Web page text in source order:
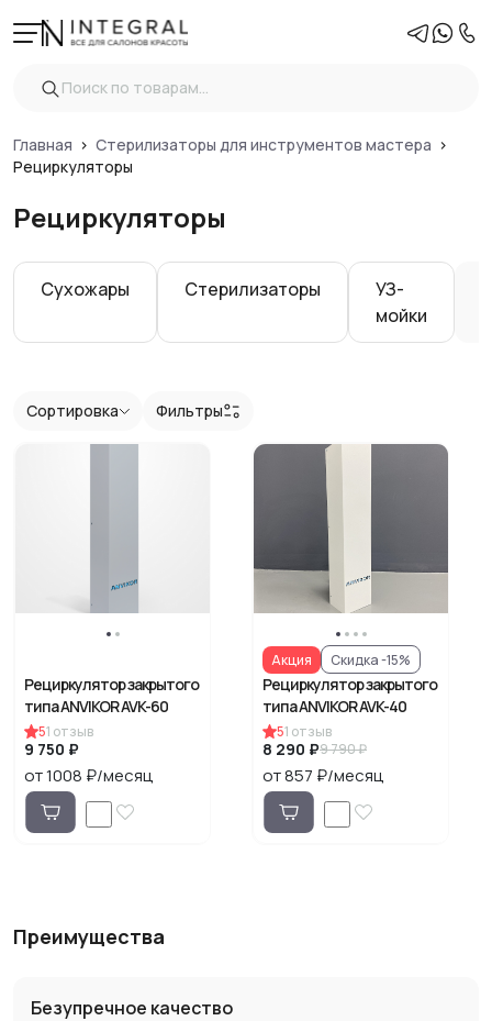
Главная
Стерилизаторы для инструментов мастера
Рециркуляторы
Рециркуляторы
Сухожары Стерилизаторы
УЗ-
мойки
Очистить
Сортировка Фильтры
Рециркулятор закрытого
типа ANVIKOR AVK-60
51 отзыв
9 750 ₽
от 1008 ₽/месяц
Акция Скидка -15%
Рециркулятор закрытого
типа ANVIKOR AVK-40
51 отзыв
8 290 ₽9 790 ₽
от 857 ₽/месяц
Преимущества
Безупречное качество